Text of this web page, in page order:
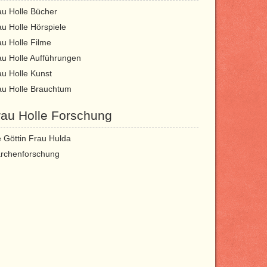
Holle Bücher
Holle Hörspiele
Holle Filme
Holle Aufführungen
Holle Kunst
Holle Brauchtum
Holle Forschung
Göttin Frau Hulda